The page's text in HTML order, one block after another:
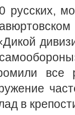
русских,
все
в